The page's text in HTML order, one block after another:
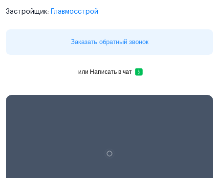
Застройщик: Главмосстрой
Заказать обратный звонок
или Написать в чат